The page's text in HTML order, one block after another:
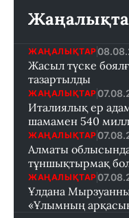
ЖАҢАЛЫҚТАР
Жасыл түске
тазартылды
ЖАҢАЛЫҚТАР
Италиялық ер
шамамен 540
ЖАҢАЛЫҚТАР
Алматы
тұншықтырмақ
ЖАҢАЛЫҚТАР
Ұлдана
«Ұлымның